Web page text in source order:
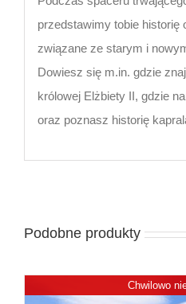
przedstawimy tobie historię
związane ze starym i
Dowiesz się m.in. gdzie
królowej Elżbiety II, gdzie
oraz poznasz historię
Podobne produkty
Chwilowo